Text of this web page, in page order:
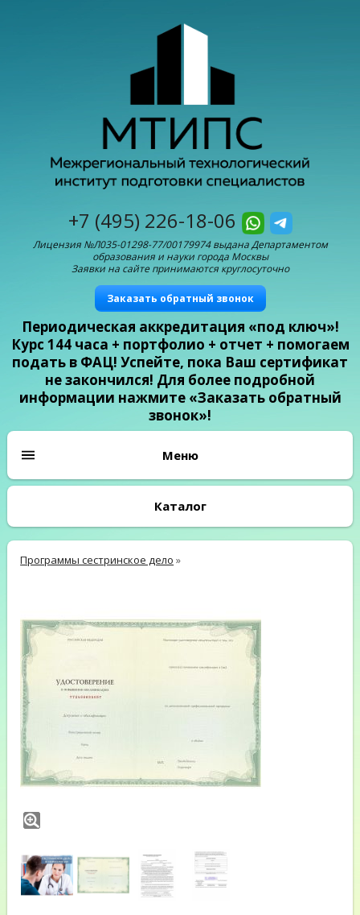
+7 (495) 226-18-06
Лицензия №Л035-01298-77/00179974 выдана Департаментом
образования и науки города Москвы
Заявки на сайте принимаются круглосуточно
Заказать обратный звонок
Периодическая аккредитация «под ключ»!
Курс 144 часа + портфолио + отчет + помогаем
подать в ФАЦ! Успейте, пока Ваш сертификат
не закончился! Для более подробной
информации нажмите «Заказать обратный
звонок»!
Каталог
Программы сестринское дело »